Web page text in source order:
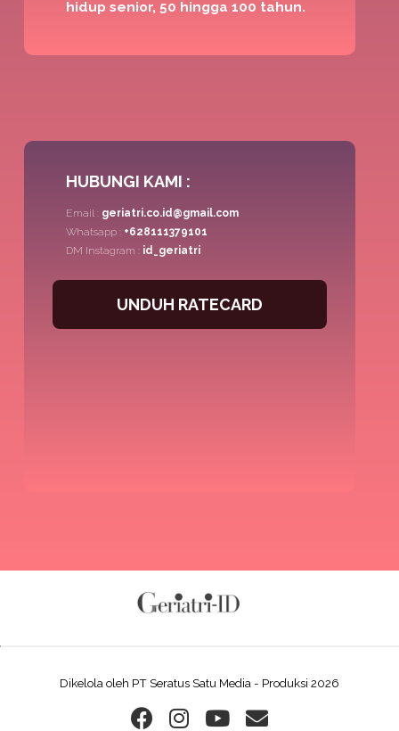
hidup senior, 50 hingga 100 tahun.
HUBUNGI KAMI :
Email : geriatri.co.id@gmail.com
Whatsapp : +628111379101
DM Instagram : id_geriatri
UNDUH RATECARD
Dikelola oleh PT Seratus Satu Media - Produksi 2026